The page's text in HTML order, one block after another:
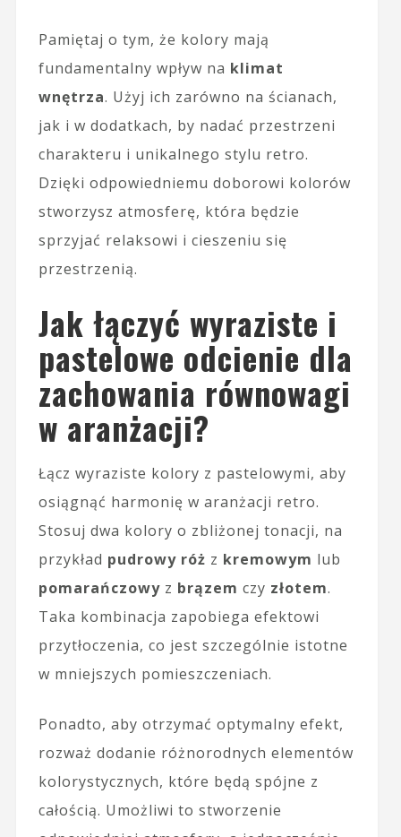
Pamiętaj o tym, że kolory mają
fundamentalny wpływ na klimat
wnętrza. Użyj ich zarówno na ścianach,
jak i w dodatkach, by nadać przestrzeni
charakteru i unikalnego stylu retro.
Dzięki odpowiedniemu doborowi kolorów
stworzysz atmosferę, która będzie
sprzyjać relaksowi i cieszeniu się
przestrzenią.
Jak łączyć wyraziste i
pastelowe odcienie dla
zachowania równowagi
w aranżacji?
Łącz wyraziste kolory z pastelowymi, aby
osiągnąć harmonię w aranżacji retro.
Stosuj dwa kolory o zbliżonej tonacji, na
przykład pudrowy róż z kremowym lub
pomarańczowyz brązem czy złotem.
Taka kombinacja zapobiega efektowi
przytłoczenia, co jest szczególnie istotne
w mniejszych pomieszczeniach.
Ponadto, aby otrzymać optymalny efekt,
rozważ dodanie różnorodnych elementów
kolorystycznych, które będą spójne z
całością. Umożliwi to stworzenie